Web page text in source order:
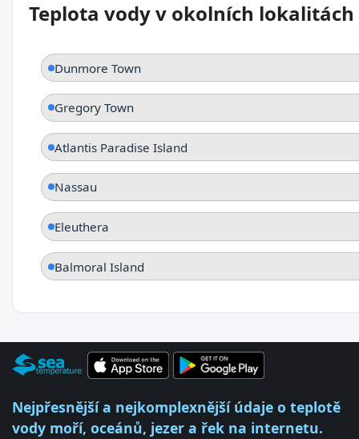
Teplota vody v okolních lokalitách
Dunmore Town
Gregory Town
Atlantis Paradise Island
Nassau
Eleuthera
Balmoral Island
Nejpřesnější a nejkomplexnější údaje o teplotě
vody moří, oceánů, jezer a řek na internetu.